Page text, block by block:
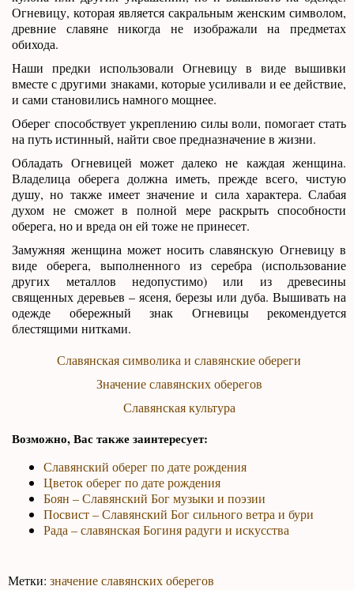
Огневицу, которая является сакральным женским символом,
древние славяне никогда не изображали на предметах
обихода.
Наши предки использовали Огневицу в виде вышивки
вместе с другими знаками, которые усиливали и ее действие,
и сами становились намного мощнее.
Оберег способствует укреплению силы воли, помогает стать
на путь истинный, найти свое предназначение в жизни.
Обладать Огневицей может далеко не каждая женщина.
Владелица оберега должна иметь, прежде всего, чистую
душу, но также имеет значение и сила характера. Слабая
духом не сможет в полной мере раскрыть способности
оберега, но и вреда он ей тоже не принесет.
Замужняя женщина может носить славянскую Огневицу в
виде оберега, выполненного из серебра (использование
других металлов недопустимо) или из древесины
священных деревьев – ясеня, березы или дуба. Вышивать на
одежде обережный знак Огневицы рекомендуется
блестящими нитками.
Славянская символика и славянские обереги
Значение славянских оберегов
Славянская культура
Возможно, Вас также заинтересует:
Славянский оберег по дате рождения
Цветок оберег по дате рождения
Боян – Славянский Бог музыки и поэзии
Посвист – Славянский Бог сильного ветра и бури
Рада – славянская Богиня радуги и искусства
Метки:значение славянских оберегов